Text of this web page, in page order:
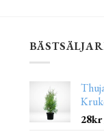
28kr